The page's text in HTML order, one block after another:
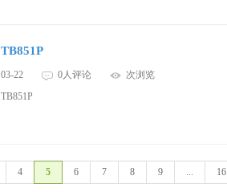
TB851P
03-22 0人评论
次浏览
TB851P
4 5 6 7 8 9 ... 16